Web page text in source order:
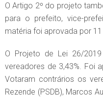
O Artigo 2º do projeto
para o prefeito, vice-
matéria foi aprovada por
O Projeto de Lei 26/
vereadores de 3,43%. Foi
Votaram contrários os
Rezende (PSDB), Marcos